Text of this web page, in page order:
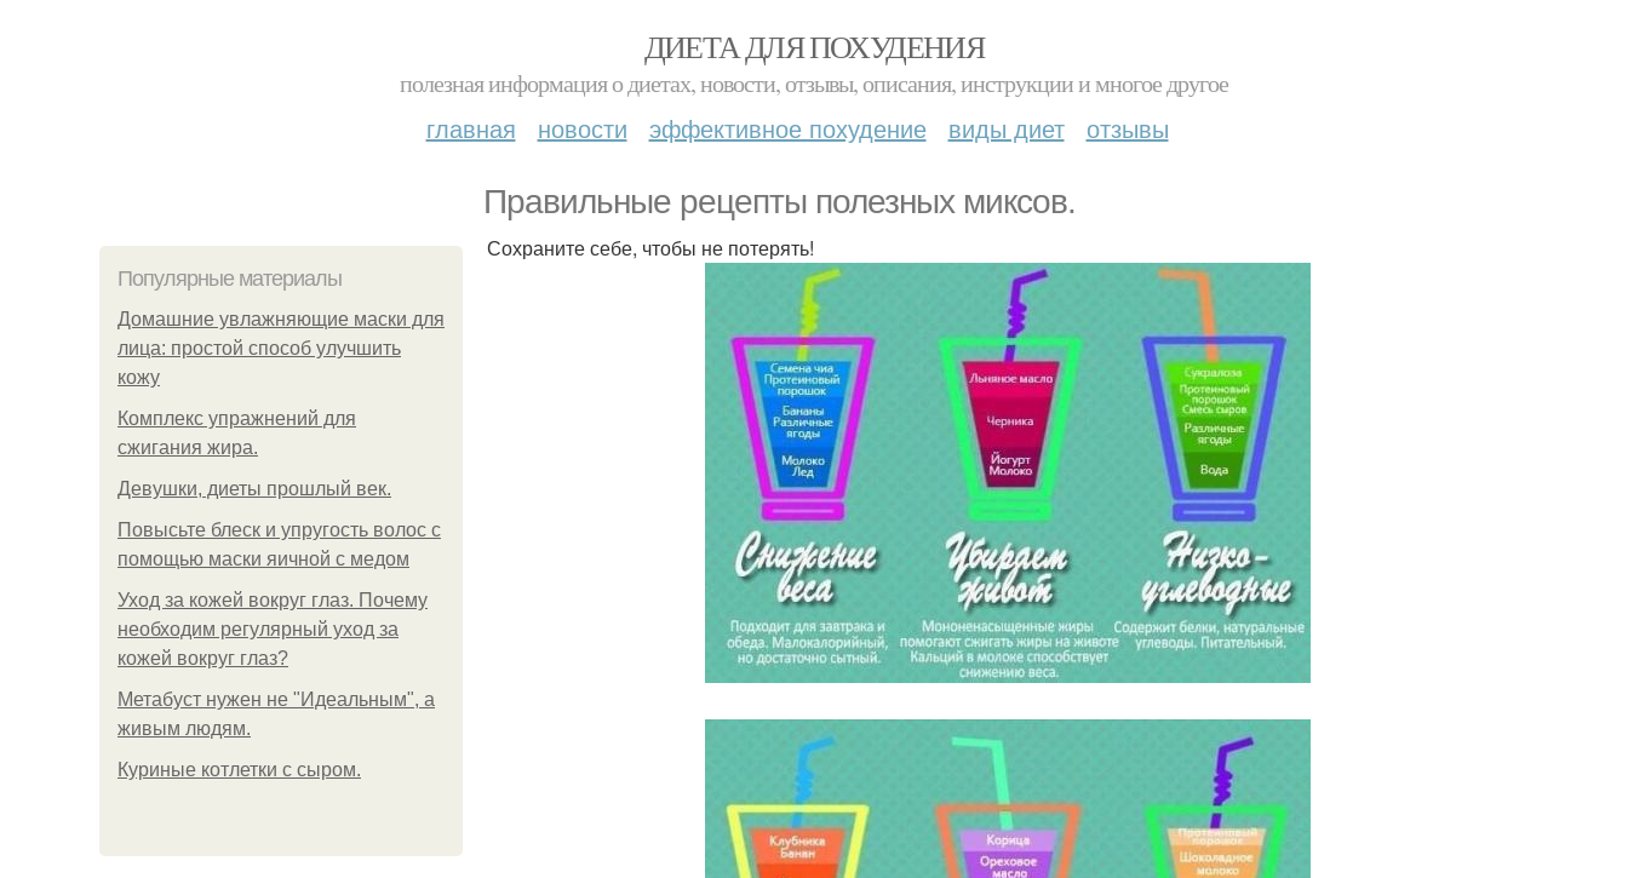
ДИЕТА ДЛЯ ПОХУДЕНИЯ
полезная информация о диетах, новости, отзывы, описания, инструкции и многое другое
главная новости эффективное похудение виды диет отзывы
Правильные рецепты полезных миксов.
Популярные материалы
Домашние увлажняющие маски для
лица: простой способ улучшить
кожу
Комплекс упражнений для
сжигания жира.
Девушки, диеты прошлый век.
Повысьте блеск и упругость волос с
помощью маски яичной с медом
Уход за кожей вокруг глаз. Почему
необходим регулярный уход за
кожей вокруг глаз?
Метабуст нужен не "Идеальным", а
живым людям.
Куриные котлетки с сыром.
Сохраните себе, чтобы не потерять!